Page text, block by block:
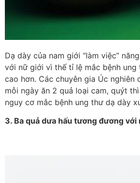
Dạ dày của nam giới “làm việc”
với nữ giới vì thế tỉ lệ mắc bệnh ung
cao hơn. Các chuyên gia Úc nghiên
mỗi ngày ăn 2 quả loại cam, quýt
nguy cơ mắc bệnh ung thư dạ dày
3. Ba quả dưa hấu tương đương với